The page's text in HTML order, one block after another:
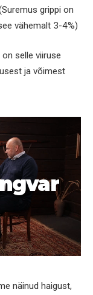
grippi on
vähemalt 3-4%)
selle viiruse
ja võimest
näinud haigust,